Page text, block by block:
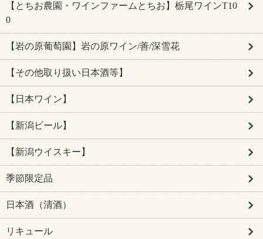
【とちお農園・ワインファームとちお】栃尾ワインT10
0
【岩の原葡萄園】岩の原ワイン/善/深雪花
【その他取り扱い日本酒等】
【日本ワイン】
【新潟ビール】
【新潟ウイスキー】
季節限定品
日本酒（清酒）
リキュール